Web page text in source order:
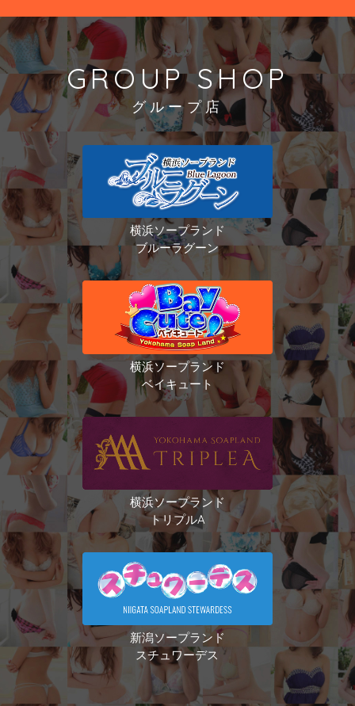
GROUP SHOP
グループ店
横浜ソープランド
ブルーラグーン
横浜ソープランド
ベイキュート
横浜ソープランド
トリプルA
新潟ソープランド
スチュワーデス